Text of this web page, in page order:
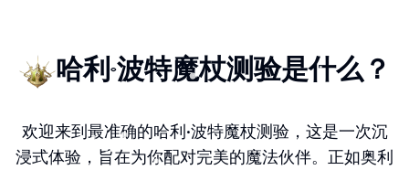
哈利·波特魔杖测验是什么？
欢迎来到最准确的哈利·波特魔杖测验，这是一次沉
浸式体验，旨在为你配对完美的魔法伙伴。正如奥利